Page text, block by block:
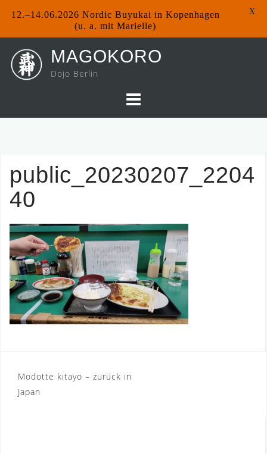
content
MAGOKORO
Dojo Berlin
public_20230207_2204
40
Post
navigation
Modotte kitayo – zurück in
Japan
12.–14.06.2026 Nordic Buyukai in Kopenhagen
(u. a. mit Marielle)
X